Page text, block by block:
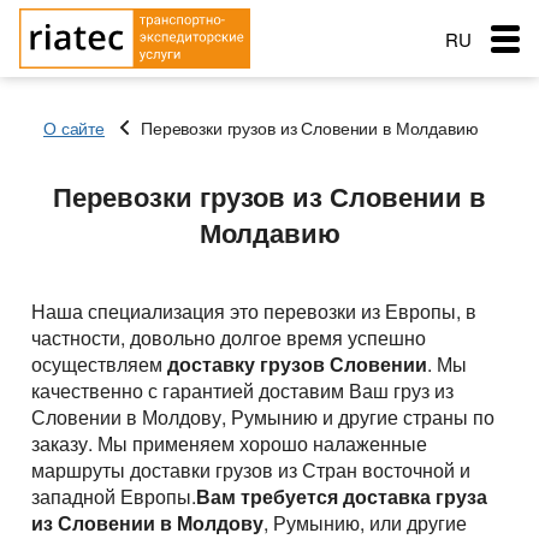
Услуги перевозок
Основные типы транспорта
Тентованный, полуприцеп
Рефрижератор
Автопоезд c Прицепом 120 куб.
Мегатрейлер. Объём 105 куб.
Типы перевозок
Автомобильные грузоперевозки
Перевозки сборных грузов
Морские перевозки
Морские грузоперевозки
Ж.Д. грузоперевозки
Заказ услуг
Биржа: Транспорт и грузы
RU
О сайте Перевозки грузов из Словении в Молдавию
Перевозки грузов из Словении в
Молдавию
Город выгрузки
Наименование груза
Дата погрузки
Тип транспорта
Вес груза (т)
Наша специализация это перевозки из Европы, в
частности, довольно долгое время успешно
осуществляем доставку грузов Словении. Мы
качественно с гарантией доставим Ваш груз из
Словении в Молдову, Румынию и другие страны по
заказу. Мы применяем хорошо налаженные
маршруты доставки грузов из Стран восточной и
западной Европы.Вам требуется доставка груза
из Словении в Молдову, Румынию, или другие
Страна загрузки
Наименование груза
Дата погрузки
Тип транспорта
Вес груза (т)
Объем груза
Страна загрузки
Тип транспорта
Свободен с
Вес груза (т)
Объем груза
Компания